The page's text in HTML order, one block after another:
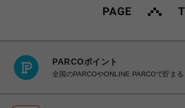
PARCOポイント
全国のPARCOやONLINE PARCOで貯まる